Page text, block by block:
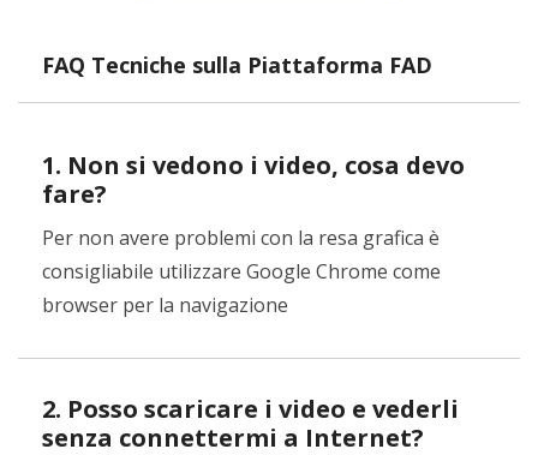
FAQ Tecniche sulla Piattaforma FAD
1. Non si vedono i video, cosa devo
fare?
Per non avere problemi con la resa grafica è
consigliabile utilizzare Google Chrome come
browser per la navigazione
2. Posso scaricare i video e vederli
senza connettermi a Internet?